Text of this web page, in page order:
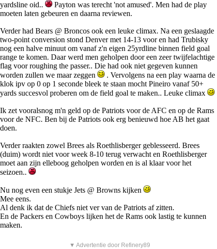
yardsline oid..
Payton was terecht 'not amused'. Men had de play
moeten laten gebeuren en daarna reviewen.
Verder had Bears @ Broncos ook een leuke climax. Na een geslaagde
two-point conversion stond Denver met 14-13 voor en had Trubisky
nog een halve minuut om vanaf z'n eigen 25yrdline binnen field goal
range te komen. Daar werd men geholpen door een zeer twijfelachtige
flag voor roughing the passer.. Die had ook niet gegeven kunnen
worden zullen we maar zeggen
. Vervolgens na een play waarna de
klok ipv op 0 op 1 seconde bleek te staan mocht Pineiro vanaf 50+
yards succesvol proberen om de field goal te maken.. Leuke climax
Ik zet vooralsnog m'n geld op de Patriots voor de AFC en op de Rams
voor de NFC. Ben bij de Patriots ook erg benieuwd hoe AB het gaat
doen.
Verder raakten zowel Brees als Roethlisberger geblesseerd. Brees
(duim) wordt niet voor week 8-10 terug verwacht en Roethlisberger
moet aan zijn elleboog geholpen worden en is al klaar voor het
seizoen..
Nu nog even een stukje Jets @ Browns kijken
Mee eens.
Al denk ik dat de Chiefs niet ver van de Patriots af zitten.
En de Packers en Cowboys lijken het de Rams ook lastig te kunnen
maken.
▼ Advertentie door Refinery89